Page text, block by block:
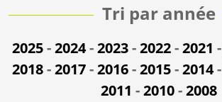
Tri par année
2025-2024-2023-2022-2021 -
2018-2017-2016-2015-2014-
2011 -2010-2008